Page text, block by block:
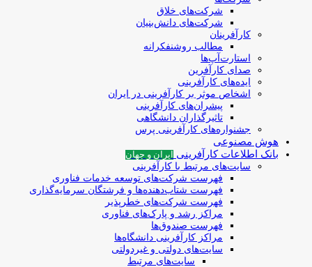
شرکت‌های خلاق
شرکت‌های دانش‌بنیان
کارآفرینان
مطالب روشنفکرانه
استارت‌آپ‌ها
صدای کارآفرین
ایده‌های کارآفرینی
اشخاص موثر بر کارآفرینی در ایران
پیشران‌های کارآفرینی
تاثیرگذاران دانشگاهی
جشنواره‌های کارآفرینی‌ پرس
هوش مصنوعی
بانک اطلاعات کارآفرینی
ایران و جهان
سایت‌های مرتبط با کارآفرینی
فهرست شرکت‌های‌‌ توسعه‌ خدمات فناوری
فهرست شتاب‌دهنده‌ها‌ و فرشتگان‌ سرمایه‌گذاری
فهرست شرکت‌های خطرپذیر
مراکز رشد و پارک‌های فناوری
فهرست صندوق‌ها
مراکز کارآفرینی دانشگاه‌ها
سایت‌های دولتی و غیردولتی
سایت‌های مرتبط